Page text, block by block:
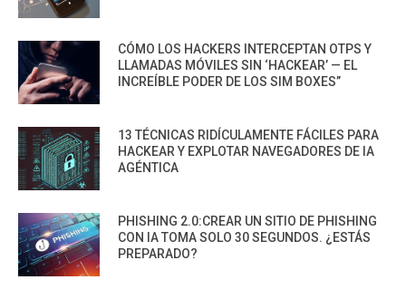
CÓMO LOS HACKERS INTERCEPTAN OTPS Y
LLAMADAS MÓVILES SIN ‘HACKEAR’ — EL
INCREÍBLE PODER DE LOS SIM BOXES”
13 TÉCNICAS RIDÍCULAMENTE FÁCILES PARA
HACKEAR Y EXPLOTAR NAVEGADORES DE IA
AGÉNTICA
PHISHING 2.0:CREAR UN SITIO DE PHISHING
CON IA TOMA SOLO 30 SEGUNDOS. ¿ESTÁS
PREPARADO?